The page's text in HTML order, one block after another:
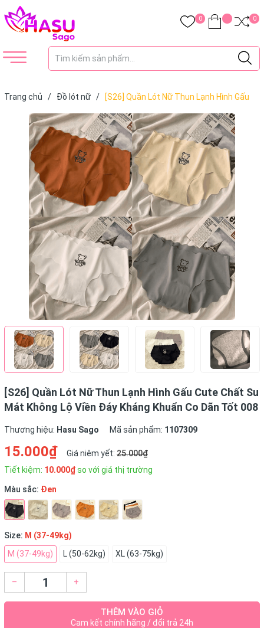
0 0
Trang chủ / Đồ lót nữ /
[S26] Quần Lót Nữ Thun Lạnh Hình Gấu
[S26] Quần Lót Nữ Thun Lạnh Hình Gấu Cute Chất Su
Mát Không Lộ Viền Đáy Kháng Khuẩn Co Dãn Tốt 008
Thương hiệu: Hasu Sago Mã sản phẩm: 1107309
15.000₫ Giá niêm yết: 25.000₫
Tiết kiệm: 10.000₫so với giá thị trường
Màu sắc: Đen
Size: M (37-49kg)
M (37-49kg)
L (50-62kg) XL (63-75kg)
– +
THÊM VÀO GIỎ
Cam kết chính hãng / đổi trả 24h